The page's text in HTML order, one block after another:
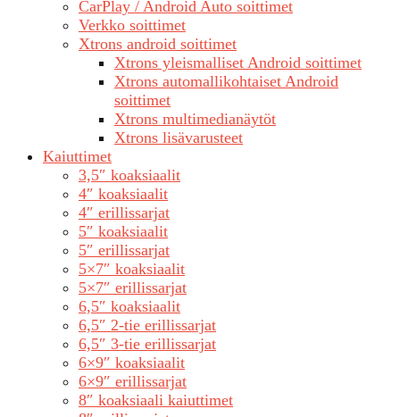
CarPlay / Android Auto soittimet
Verkko soittimet
Xtrons android soittimet
Xtrons yleismalliset Android soittimet
Xtrons automallikohtaiset Android
soittimet
Xtrons multimedianäytöt
Xtrons lisävarusteet
Kaiuttimet
3,5″ koaksiaalit
4″ koaksiaalit
4″ erillissarjat
5″ koaksiaalit
5″ erillissarjat
5×7″ koaksiaalit
5×7″ erillissarjat
6,5″ koaksiaalit
6,5″ 2-tie erillissarjat
6,5″ 3-tie erillissarjat
6×9″ koaksiaalit
6×9″ erillissarjat
8″ koaksiaali kaiuttimet